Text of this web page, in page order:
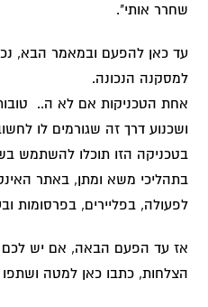
שחרר אותי".
עד כאן להפעם ובמאמר הבא,
למסקנה הנכונה.
אחת הטכניקות אם לא ה..
ושכנוע דרך זה שגורמים לו
בטכניקה הזו תוכלו להשתמש
בתהליכי משא ומתן, באתר
לפעולה, בפליירים, בפרסומות
אז עד הפעם הבאה, אם יש לכם
הצלחות, כתבו כאן למטה ושתפו